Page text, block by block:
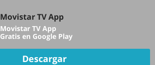
TV EN VIVO
Movistar TV App
Movistar TV App
Gratis en Google Play
Descargar